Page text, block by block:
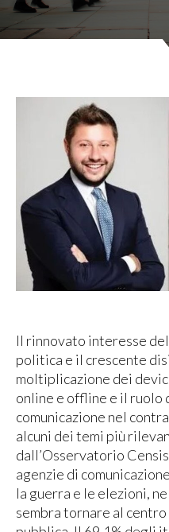
Il rinnovato interesse
politica e il crescente
moltiplicazione dei
online e offline e il ruolo
comunicazione nel
alcuni dei temi più
dall’Osservatorio
agenzie di
la guerra e le elezioni,
sembra tornare al